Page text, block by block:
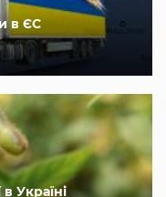
в ЄС
Україні